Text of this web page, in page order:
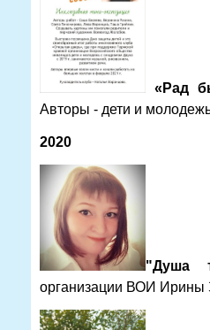
«Рад
Авторы - дети и
2020
"Душа
организации ВОИ Ирины